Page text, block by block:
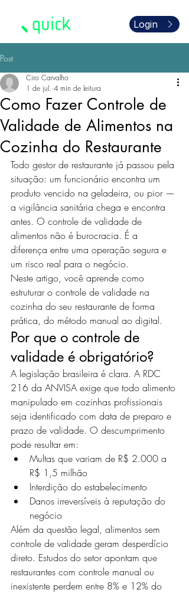
Login
Post
Como Fazer Controle de
Validade de Alimentos na
Cozinha do Restaurante
Ciro Carvalho
1 de jul. 4 min de leitura
Todo gestor de restaurante já passou pela
situação: um funcionário encontra um
produto vencido na geladeira, ou pior —
a vigilância sanitária chega e encontra
antes. O controle de validade de
alimentos não é burocracia. É a
diferença entre uma operação segura e
um risco real para o negócio.
Neste artigo, você aprende como
estruturar o controle de validade na
cozinha do seu restaurante de forma
prática, do método manual ao digital.
Por que o controle de
validade é obrigatório?
A legislação brasileira é clara. A RDC
216 da ANVISA exige que todo alimento
manipulado em cozinhas profissionais
seja identificado com data de preparo e
prazo de validade. O descumprimento
pode resultar em:
Multas que variam de R$ 2.000 a
R$ 1,5 milhão
Interdição do estabelecimento
Danos irreversíveis à reputação do
negócio
Além da questão legal, alimentos sem
controle de validade geram desperdício
direto. Estudos do setor apontam que
restaurantes com controle manual ou
inexistente perdem entre 8% e 12% do